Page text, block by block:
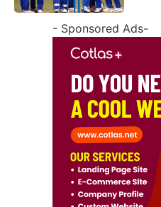
- Sponsored Ads-